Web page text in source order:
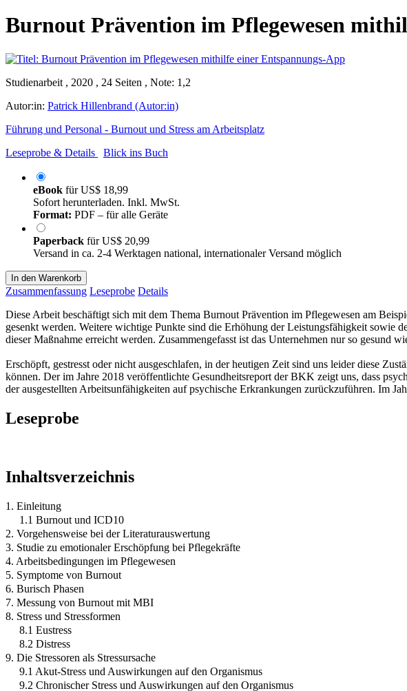
Burnout Prävention im Pflegewesen
Studienarbeit , 2020 , 24 Seiten , Note: 1,2
Autor:in: Patrick Hillenbrand (Autor:in)
Führung und Personal - Burnout und Stress am Arbeitsplatz
Leseprobe & Details
Blick ins Buch
eBook fürUS$ 18,99
Sofort herunterladen. Inkl. MwSt.
Format: PDF – für alle Geräte
Paperback fürUS$ 20,99
Versand in ca. 2-4 Werktagen national, internationaler Versand möglich
In den Warenkorb
Zusammenfassung Leseprobe Details
Diese Arbeit beschäftigt sich mit dem Thema Burnout Prävention im Pflegewesen am
gesenkt werden. Weitere wichtige Punkte sind die Erhöhung der Leistungsfähigkeit
dieser Maßnahme erreicht werden. Zusammengefasst ist das Unternehmen nur so gesund
Erschöpft, gestresst oder nicht ausgeschlafen, in der heutigen Zeit sind uns leider diese
können. Der im Jahre 2018 veröffentlichte Gesundheitsreport der BKK zeigt uns, dass
der ausgestellten Arbeitsunfähigkeiten auf psychische Erkrankungen zurückzuführen. Im
Leseprobe
Inhaltsverzeichnis
1. Einleitung
1.1 Burnout und ICD10
2. Vorgehensweise bei der Literaturauswertung
3. Studie zu emotionaler Erschöpfung bei Pflegekräfte
4. Arbeitsbedingungen im Pflegewesen
5. Symptome von Burnout
6. Burisch Phasen
7. Messung von Burnout mit MBI
8. Stress und Stressformen
8.1 Eustress
8.2 Distress
9. Die Stressoren als Stressursache
9.1 Akut-Stress und Auswirkungen auf den Organismus
9.2 Chronischer Stress und Auswirkungen auf den Organismus